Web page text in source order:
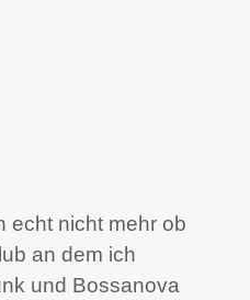
echt nicht mehr ob
an dem ich
und Bossanova